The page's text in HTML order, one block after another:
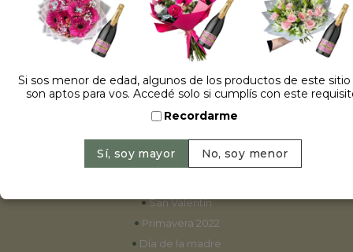
ESPECIALES
•Cumpleaños
•15 años
• Bodas
•Aniversarios
•Graduaciones
•San Valentín
• Primavera 2022
• Día de la madre
Si sos menor de edad, algunos de los productos de este
son aptos para vos. Accedé solo si cumplís con este
Recordarme